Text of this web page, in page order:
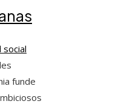
social
funde